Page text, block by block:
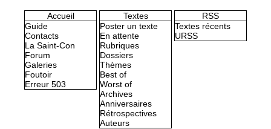
Accueil
Guide
Contacts
La Saint-Con
Forum
Galeries
Foutoir
Erreur 503
Textes
Poster un texte
En attente
Rubriques
Dossiers
Thèmes
Best of
Worst of
Archives
Anniversaires
Rétrospectives
Auteurs
RSS
Textes récents
URSS